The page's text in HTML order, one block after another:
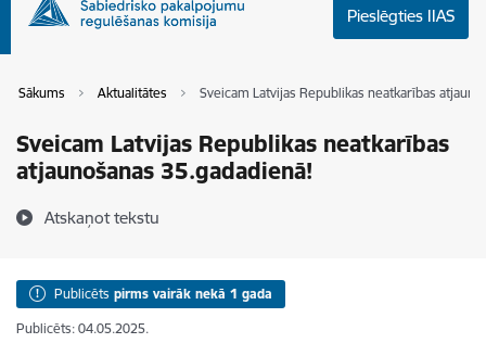
Pieslēgties IIAS
Sākums Aktualitātes Sveicam Latvijas Republikas neatkarības
Sveicam Latvijas Republikas neatkarības
atjaunošanas 35.gadadienā!
Atskaņot tekstu
Publicēts pirms vairāk nekā 1 gada
Publicēts: 04.05.2025.